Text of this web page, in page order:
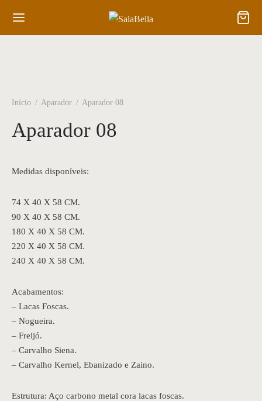
Início / Aparador / Aparador 08
Aparador 08
Medidas disponíveis:
74 X 40 X 58 CM.
90 X 40 X 58 CM.
180 X 40 X 58 CM.
220 X 40 X 58 CM.
240 X 40 X 58 CM.
Acabamentos:
– Lacas Foscas.
– Nogueira.
– Freijó.
– Carvalho Siena.
– Carvalho Kernel, Ebanizado e Zaino.
Estrutura: Aço carbono metal cora lacas foscas.